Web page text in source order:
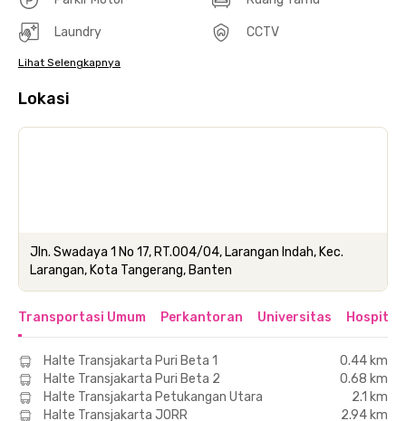
Laundry CCTV
Lihat Selengkapnya
Lokasi
Jln. Swadaya 1 No 17, RT.004/04, Larangan Indah, Kec.
Larangan, Kota Tangerang, Banten
Transportasi Umum Perkantoran Universitas Hospital
Halte Transjakarta Puri Beta 1
0.44 km
Halte Transjakarta Puri Beta 2
0.68 km
Halte Transjakarta Petukangan Utara
2.1 km
Halte Transjakarta JORR
2.94 km